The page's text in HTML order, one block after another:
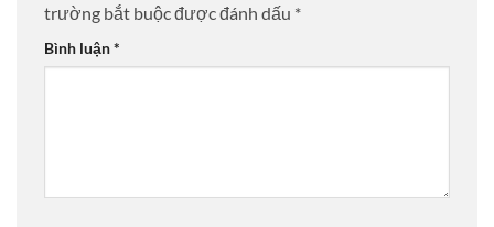
trường bắt buộc được đánh dấu *
Bình luận*